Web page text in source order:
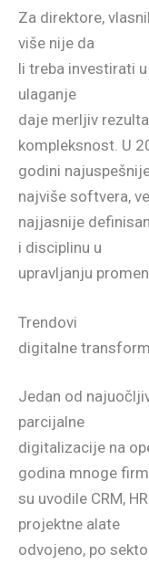
Za direktore,
više nije da
li treba investirati
ulaganje
daje merljiv
kompleksnost. U
godini
najviše softvera,
najjasnije
i disciplinu u
upravljanju
Trendovi
digitalne
Jedan od
parcijalne
digitalizacije na
godina mnoge
su uvodile CRM,
projektne alate
odvojeno, po